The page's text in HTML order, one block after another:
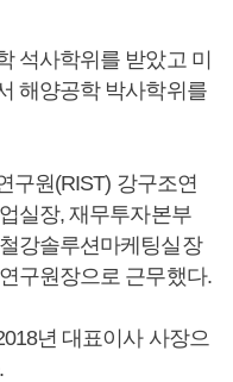
석사학위를 받았고 미
해양공학 박사학위를
구원(RIST) 강구조연
실장, 재무투자본부
강솔루션마케팅실장
구원장으로 근무했다.
년 대표이사 사장으